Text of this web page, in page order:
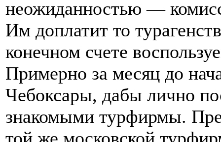
неожиданностью —
Им доплатит то
конечном счете
Примерно за месяц до
Чебоксары, дабы лично
знакомыми турфирмы.